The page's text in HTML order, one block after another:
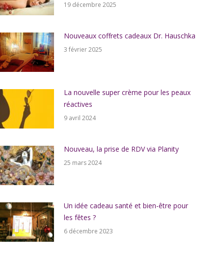
19 décembre 2025
Nouveaux coffrets cadeaux Dr. Hauschka
3 février 2025
La nouvelle super crème pour les peaux
réactives
9 avril 2024
Nouveau, la prise de RDV via Planity
25 mars 2024
Un idée cadeau santé et bien-être pour
les fêtes ?
6 décembre 2023